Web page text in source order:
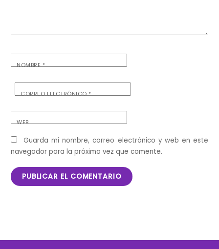
NOMBRE*
CORREO ELECTRÓNICO*
WEB
Guarda mi nombre, correo electrónico y web en este
navegador para la próxima vez que comente.